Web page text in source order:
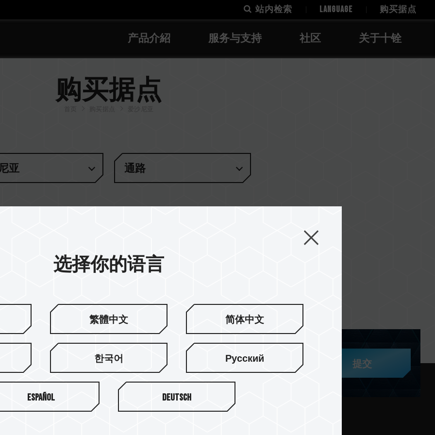
站内检索 LANGUAGE 购买据点
产品介紹 服务与支持 社区 关于十铨
购买据点
亚 通路
提交
选择你的语言
繁體中文 简体中文
한국어 Русский
Español Deutsch